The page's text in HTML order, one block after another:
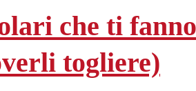
che ti
togliere)